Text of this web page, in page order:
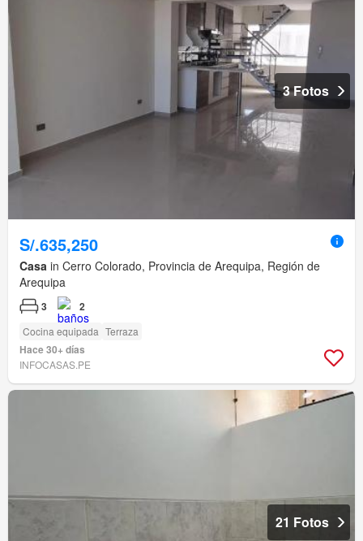
3 Fotos
S/.635,250
Casa in Cerro Colorado, Provincia de Arequipa, Región de
Arequipa
3 2
Cocina equipada Terraza
Hace 30+ días
INFOCASAS.PE
21 Fotos